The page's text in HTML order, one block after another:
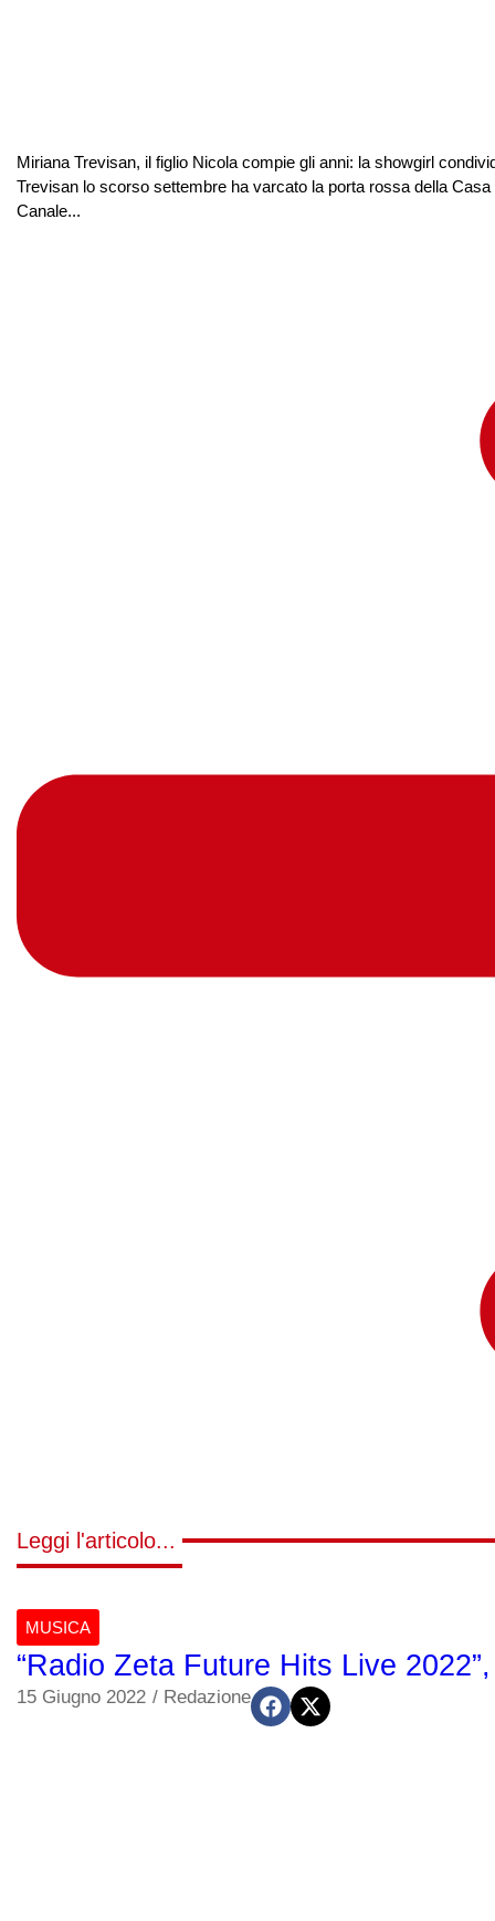
Miriana Trevisan, il figlio Nicola compie gli anni: la showgirl
Trevisan lo scorso settembre ha varcato la porta rossa della
Canale...
Leggi l'articolo...
MUSICA
“Radio Zeta Future Hits Live
15 Giugno 2022 / Redazione